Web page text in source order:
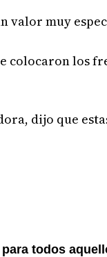
valor muy
colocaron los
dijo que
todos